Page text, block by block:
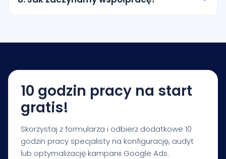
obszary obsługi. Zakres ustalamy tak, aby nie
rekomendacje dotyczące budżetu, struktury
optymalizacji.
10 godzin pracy na start
gratis!
Skorzystaj z formularza i odbierz dodatkowe 10
godzin pracy specjalisty na konfigurację, audyt
lub optymalizację kampanii Google Ads.